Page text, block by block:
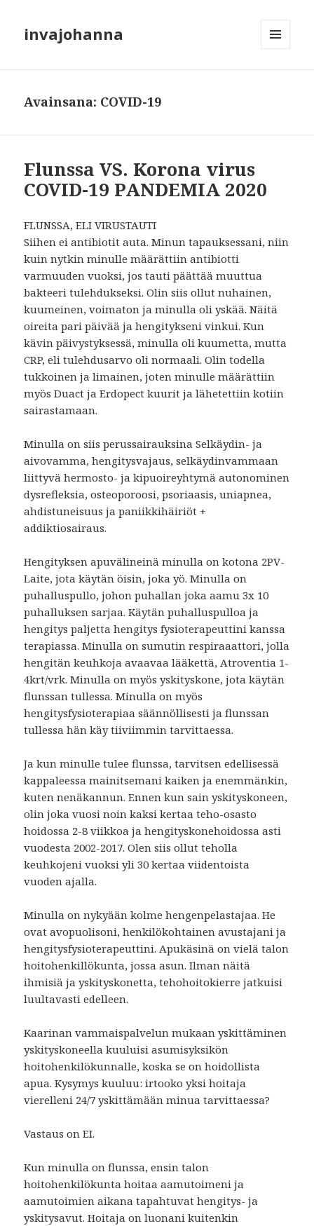
invajohanna
Avainsana: COVID-19
Flunssa VS. Korona virus
COVID-19 PANDEMIA 2020
FLUNSSA, ELI VIRUSTAUTI
Siihen ei antibiotit auta. Minun tapauksessani, niin
kuin nytkin minulle määrättiin antibiotti
varmuuden vuoksi, jos tauti päättää muuttua
bakteeri tulehdukseksi. Olin siis ollut nuhainen,
kuumeinen, voimaton ja minulla oli yskää. Näitä
oireita pari päivää ja hengitykseni vinkui. Kun
kävin päivystyksessä, minulla oli kuumetta, mutta
CRP, eli tulehdusarvo oli normaali. Olin todella
tukkoinen ja limainen, joten minulle määrättiin
myös Duact ja Erdopect kuurit ja lähetettiin kotiin
sairastamaan.
Minulla on siis perussairauksina Selkäydin- ja
aivovamma, hengitysvajaus, selkäydinvammaan
liittyvä hermosto- ja kipuoireyhtymä autonominen
dysrefleksia, osteoporoosi, psoriaasis, uniapnea,
ahdistuneisuus ja paniikkihäiriöt +
addiktiosairaus.
Hengityksen apuvälineinä minulla on kotona 2PV-
Laite, jota käytän öisin, joka yö. Minulla on
puhalluspullo, johon puhallan joka aamu 3x 10
puhalluksen sarjaa. Käytän puhalluspulloa ja
hengitys paljetta hengitys fysioterapeuttini kanssa
terapiassa. Minulla on sumutin respiraaattori, jolla
hengitän keuhkoja avaavaa lääkettä, Atroventia 1-
4krt/vrk. Minulla on myös yskityskone, jota käytän
flunssan tullessa. Minulla on myös
hengitysfysioterapiaa säännöllisesti ja flunssan
tullessa hän käy tiiviimmin tarvittaessa.
Ja kun minulle tulee flunssa, tarvitsen edellisessä
kappaleessa mainitsemani kaiken ja enemmänkin,
kuten nenäkannun. Ennen kun sain yskityskoneen,
olin joka vuosi noin kaksi kertaa teho-osasto
hoidossa 2-8 viikkoa ja hengityskonehoidossa asti
vuodesta 2002-2017. Olen siis ollut teholla
keuhkojeni vuoksi yli 30 kertaa viidentoista
vuoden ajalla.
Minulla on nykyään kolme hengenpelastajaa. He
ovat avopuolisoni, henkilökohtainen avustajani ja
hengitysfysioterapeuttini. Apukäsinä on vielä talon
hoitohenkillökunta, jossa asun. Ilman näitä
ihmisiä ja yskityskonetta, tehohoitokierre jatkuisi
luultavasti edelleen.
Kaarinan vammaispalvelun mukaan yskittäminen
yskityskoneella kuuluisi asumisyksikön
hoitohenkilökunnalle, koska se on hoidollista
apua. Kysymys kuuluu: irtooko yksi hoitaja
vierelleni 24/7 yskittämään minua tarvittaessa?
Vastaus on EI.
Kun minulla on flunssa, ensin talon
hoitohenkilökunta hoitaa aamutoimeni ja
aamutoimien aikana tapahtuvat hengitys- ja
yskitysavut. Hoitaja on luonani kuitenkin